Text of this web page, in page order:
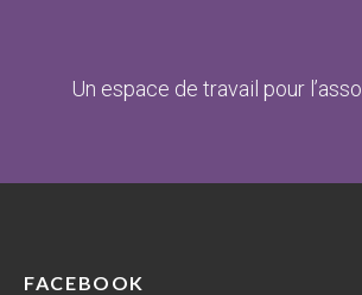
Un espace de travail pour
FACEBOOK